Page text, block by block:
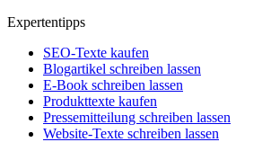
Expertentipps
SEO-Texte kaufen
Blogartikel schreiben lassen
E-Book schreiben lassen
Produkttexte kaufen
Pressemitteilung schreiben lassen
Website-Texte schreiben lassen